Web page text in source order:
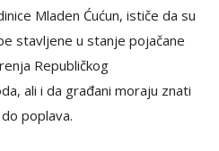
Mladen Ćućun, ističe da su
stavljene u stanje pojačane
Republičkog
ali i da građani moraju znati
poplava.